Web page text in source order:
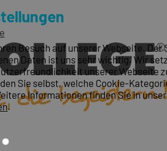
Besuch auf unserer Webseite. Der
Daten ist uns sehr wichtig. Wir
unserer Webseite
Sie selbst, welche Cookie-
Informationen finden Sie in
.